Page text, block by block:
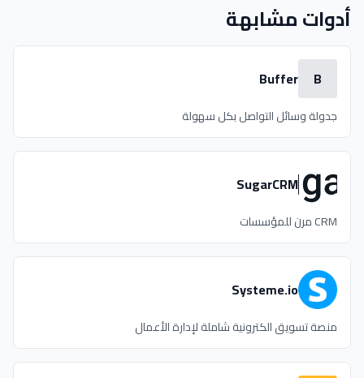
أدوات مشابهة
B
Buffer
جدولة وسائل التواصل بكل سهولة
SugarCRM
CRM مرن للمؤسسات
Systeme.io
منصة تسويق الكترونية شاملة لإدارة الأعمال